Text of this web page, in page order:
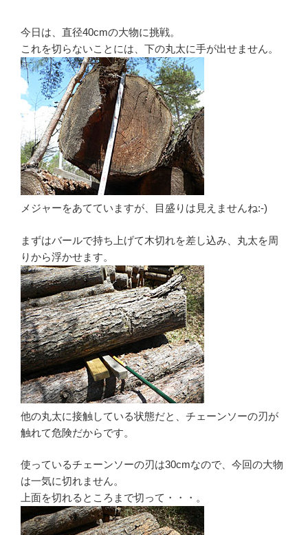
今日は、直径40cmの大物に挑戦。
これを切らないことには、下の丸太に手が出せません。
メジャーをあてていますが、目盛りは見えませんね:-)
まずはバールで持ち上げて木切れを差し込み、丸太を周
りから浮かせます。
他の丸太に接触している状態だと、チェーンソーの刃が
触れて危険だからです。
使っているチェーンソーの刃は30cmなので、今回の大物
は一気に切れません。
上面を切れるところまで切って・・・。